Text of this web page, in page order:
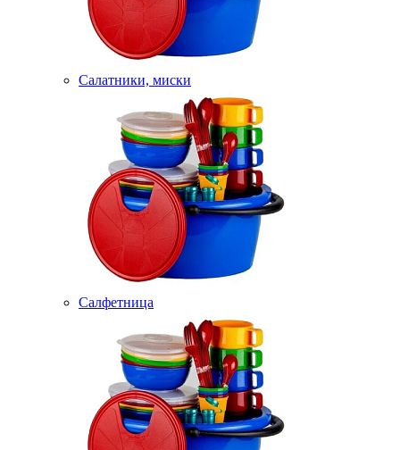
Салатники, миски
Салфетница